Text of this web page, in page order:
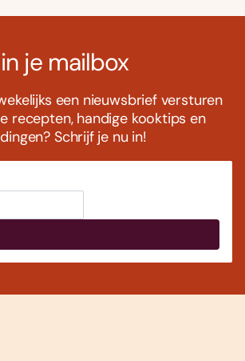
je mailbox
een nieuwsbrief versturen
recepten, handige kooktips en
Schrijf je nu in!